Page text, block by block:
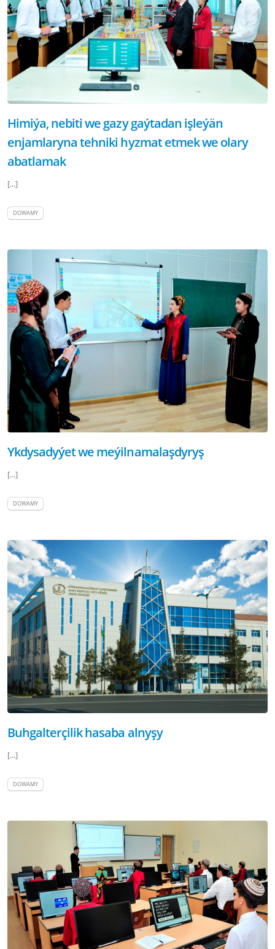
Himiýa, nebiti we gazy gaýtadan işleýän
enjamlaryna tehniki hyzmat etmek we olary
abatlamak
[...]
DOWAMY
Ykdysadyýet we meýilnamalaşdyryş
[...]
DOWAMY
Buhgalterçilik hasaba alnyşy
[...]
DOWAMY